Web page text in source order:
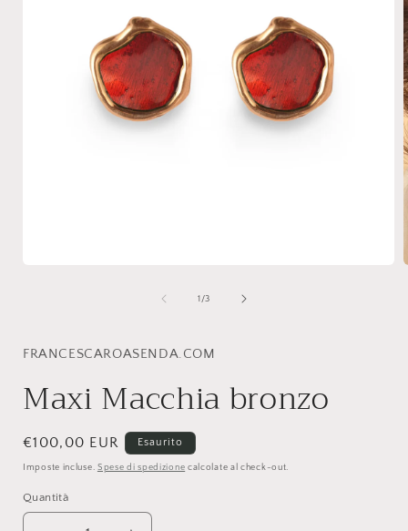
modale
1 /su
3
FRANCESCAROASENDA.COM
Maxi Macchia bronzo
Prezzo
di
€100,00 EUR Esaurito
Imposte incluse. Spese di spedizione calcolate al check-out.
Quantità